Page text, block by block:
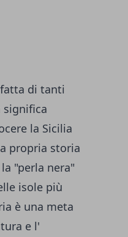
di tanti
significa
la Sicilia
propria storia
"perla nera"
isole più
è una meta
e l'